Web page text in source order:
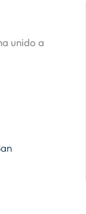
unido a